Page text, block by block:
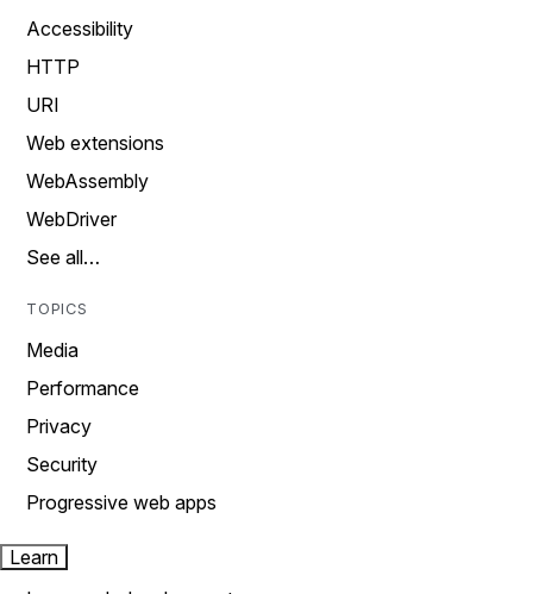
Accessibility
HTTP
URI
Web extensions
WebAssembly
WebDriver
See all…
TOPICS
Media
Performance
Privacy
Security
Progressive web apps
Learn